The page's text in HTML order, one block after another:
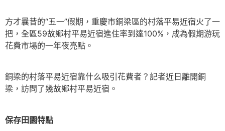
方才曩昔的“五一”假期，重慶市銅梁區的村落平易近宿火了一
把，全區59故鄉村平易近宿進住率到達100%，成為假期游玩
花費市場的一年夜亮點。
銅梁的村落平易近宿靠什么吸引花費者？記者近日離開銅
梁，訪問了幾故鄉村平易近宿。
保存田園特點